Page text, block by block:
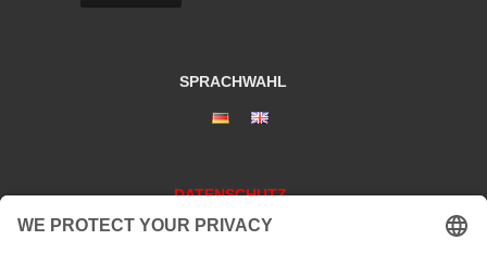
SPRACHWAHL
DATENSCHUTZ